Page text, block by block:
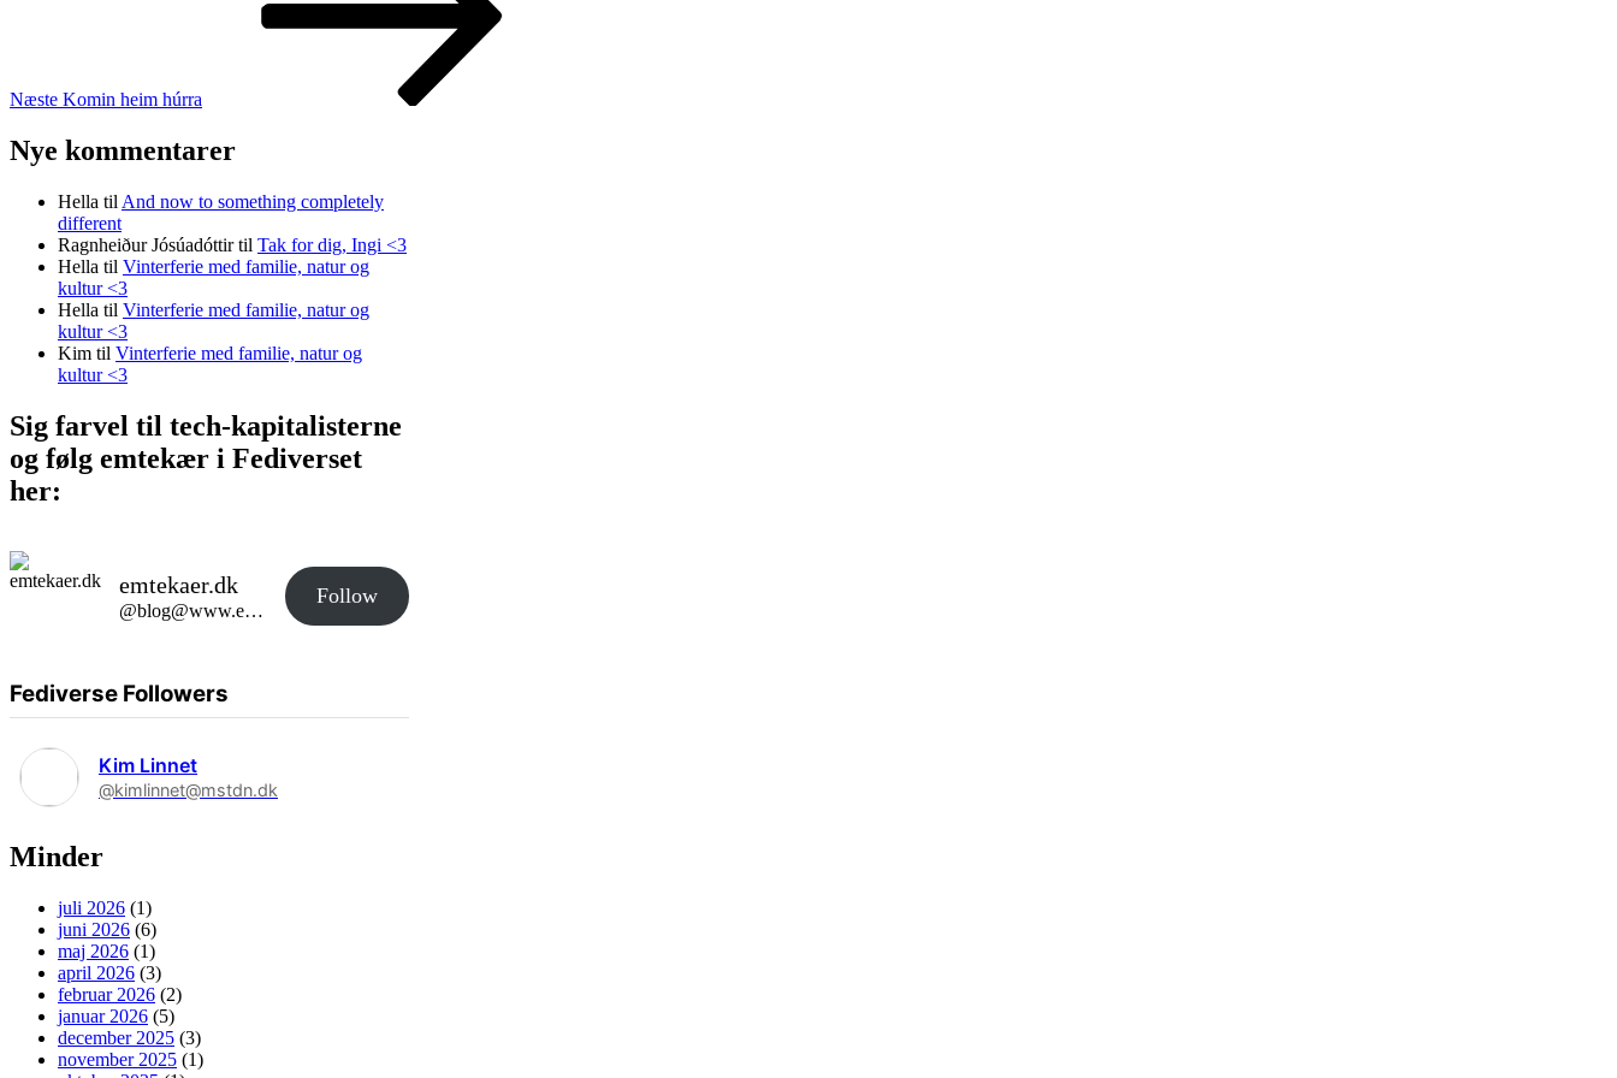
Næste Komin heim húrra
Nye kommentarer
Hella til And now to something completely
different
Ragnheiður Jósúadóttirtil Tak for dig, Ingi <3
Hella til Vinterferie med familie, natur og
kultur <3
Hella til Vinterferie med familie, natur og
kultur <3
Kim til Vinterferie med familie, natur og
kultur <3
Sig farvel til tech-kapitalisterne
og følg emtekær i Fediverset
her:
emtekaer.dk
@blog@www.emtekaer.dk
Follow
Fediverse Followers
Kim Linnet
@kimlinnet@mstdn.dk
Minder
juli 2026 (1)
juni 2026 (6)
maj 2026 (1)
april 2026 (3)
februar 2026 (2)
januar 2026 (5)
december 2025 (3)
november 2025 (1)